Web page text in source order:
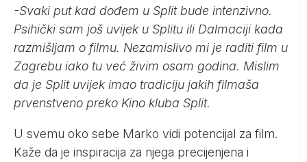
-Svaki put kad dođem u Split bude intenzivno.
Psihički sam još uvijek u Splitu ili Dalmaciji kada
razmišljam o filmu. Nezamislivo mi je raditi film u
Zagrebu iako tu već živim osam godina. Mislim
da je Split uvijek imao tradiciju jakih filmaša
prvenstveno preko Kino kluba Split.
U svemu oko sebe Marko vidi potencijal za film.
Kaže da je inspiracija za njega precijenjena i